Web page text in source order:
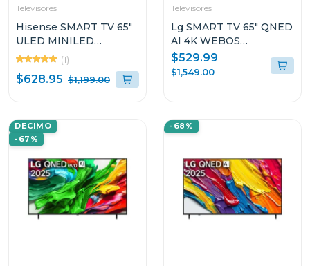
Televisores
Hisense SMART TV 65"
ULED MINILED
GOOGLETV U7ESG
(1)
$628.95 $1,199.00
Televisores
Lg SMART TV 65" QNED
AI 4K WEBOS
65QNED73ASA
$529.99
$1,549.00
DECIMO
-67%
-68%